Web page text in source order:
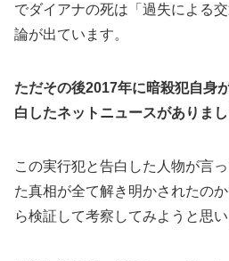
でダイアナの死は「過失による
論が出ています。
ただその後2017年に暗殺犯自身
白したネットニュースがありまし
この実行犯と告白した人物が言
た真相が全て解き明かされたの
ら検証して考察してみようと思い